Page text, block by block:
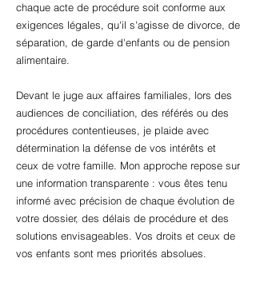
chaque acte de procédure soit conforme aux
exigences légales, qu'il s'agisse de divorce, de
séparation, de garde d'enfants ou de pension
alimentaire.
Devant le juge aux affaires familiales, lors des
audiences de conciliation, des référés ou des
procédures contentieuses, je plaide avec
détermination la défense de vos intérêts et
ceux de votre famille. Mon approche repose sur
une information transparente : vous êtes tenu
informé avec précision de chaque évolution de
votre dossier, des délais de procédure et des
solutions envisageables. Vos droits et ceux de
vos enfants sont mes priorités absolues.